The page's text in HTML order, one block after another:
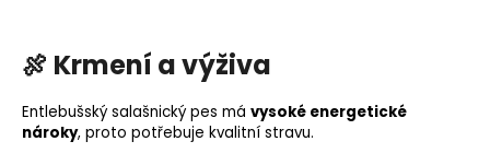
🍖 Krmení a výživa
Entlebušský salašnický pes má vysoké energetické
nároky, proto potřebuje kvalitní stravu.